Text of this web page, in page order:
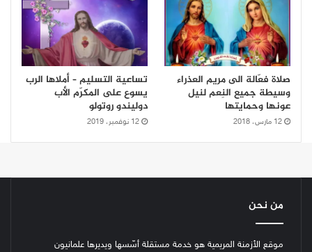
صلاة فعّالة الى مريم العذراء
وسيطة جميع النِعم لنيل
عونها وحمايتها
12 مارس، 2018
تساعية التسليم – أملاها الرب
يسوع على المكرّم الأب
دوليندو روتولو
12 نوفمبر، 2019
من نحن
موقع الأزمنة المريمية هو خدمة مستقلة أسّسها ويديرها علمانيون